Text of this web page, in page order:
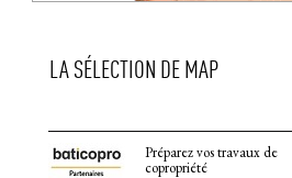
LA SÉLECTION DE MAP
Préparez vos travaux de
copropriété